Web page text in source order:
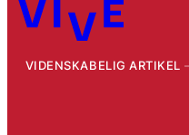
VIDENSKABELIG ARTIKEL